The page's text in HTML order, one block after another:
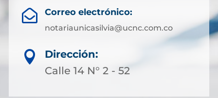
 Correo electrónico:
notariaunicasilvia@ucnc.com.co

Dirección:
Calle 14 N° 2 - 52